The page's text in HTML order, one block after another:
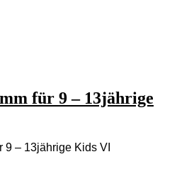
für 9 – 13jährige